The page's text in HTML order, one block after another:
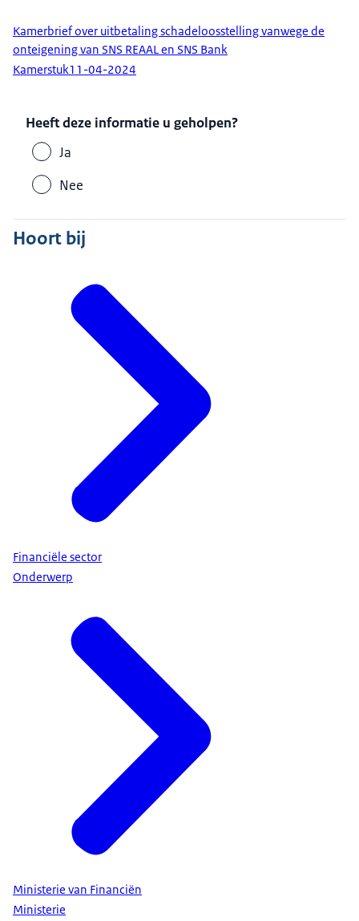
Kamerbrief over uitbetaling schadeloosstelling vanwege de
onteigening van SNS REAAL en SNS Bank
Kamerstuk11-04-2024
Heeft deze informatie u geholpen?
Ja
Nee
Hoort bij
Financiële sector
Onderwerp
Ministerie van Financiën
Ministerie